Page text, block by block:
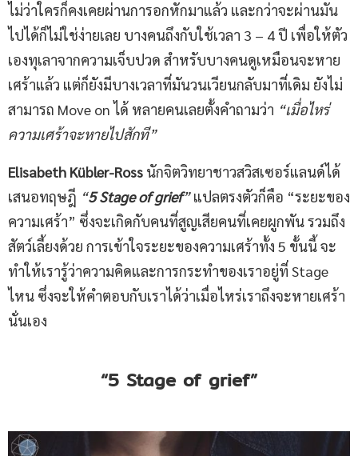
ไม่ว่าใครก็คงเคยผ่านการอกหักมาแล้ว และกว่าจะผ่านมัน
ไปได้ก็ไม่ใช่ง่ายเลย บางคนถึงกับใช้เวลา 3 – 4 ปี เพื่อให้ตัว
เองทุเลาจากความเจ็บปวด สำหรับบางคนดูเหมือนจะหาย
เศร้าแล้ว แต่ก็ยังมีบางเวลาที่มันวนเวียนกลับมาที่เดิม ยังไม่
สามารถ Move on ได้ หลายคนเลยตั้งคำถามว่า “เมื่อไหร่
ความเศร้าจะหายไปสักที”
Elisabeth Kübler-Ross นักจิตวิทยาชาวสวิสเซอร์แลนด์ได้
เสนอทฤษฎี “5Stage of grief”แปลตรงตัวก็คือ “ระยะของ
ความเศร้า” ซึ่งจะเกิดกับคนที่สูญเสียคนที่เคยผูกพัน รวมถึง
สัตว์เลี้ยงด้วย การเข้าใจระยะของความเศร้าทั้ง 5 ขั้นนี้ จะ
ทำให้เรารู้ว่าความคิดและการกระทำของเราอยู่ที่ Stage
ไหน ซึ่งจะให้คำตอบกับเราได้ว่าเมื่อไหร่เราถึงจะหายเศร้า
นั่นเอง
“5 Stage of grief”